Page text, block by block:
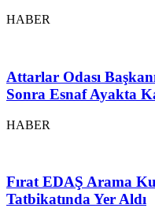
HABER
Attarlar Odası
Sonra Esnaf Ayakta
HABER
Fırat EDAŞ Arama
Tatbikatında Yer Aldı